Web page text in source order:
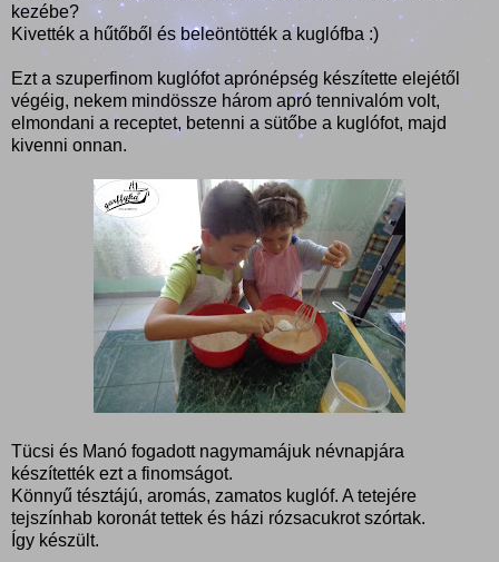
kezébe?
Kivették a hűtőből és beleöntötték a kuglófba :)
Ezt a szuperfinom kuglófot aprónépség készítette elejétől
végéig, nekem mindössze három apró tennivalóm volt,
elmondani a receptet, betenni a sütőbe a kuglófot, majd
kivenni onnan.
Tücsi és Manó fogadott nagymamájuk névnapjára
készítették ezt a finomságot.
Könnyű tésztájú, aromás, zamatos kuglóf. A tetejére
tejszínhab koronát tettek és házi rózsacukrot szórtak.
Így készült.